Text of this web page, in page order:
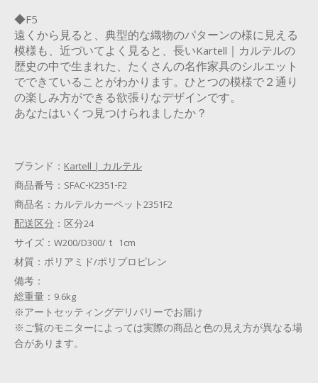
◆F5
遠くから見ると、典型的な織物のパターンの様に見える
模様も、近づいてよく見ると、長いKartell｜カルテルの
歴史の中で生まれた、たくさんの名作家具のシルエット
でできていることがわかります。ひとつの模様で２通り
の楽しみ方ができる欲張りなデザインです。
あなたはいくつ見つけられましたか？
ブランド： Kartell | カルテル
商品番号： SFAC-K2351-F2
商品名： カルテルカーペット2351F2
配送区分 ： 区分24
サイズ： W200/D300/ｔ 1cm
材質： ポリアミド/ポリプロピレン
備考：
総重量：9.6kg
※アートセッティングデリバリーでお届け
※ご覧のモニターによっては実際の商品と色の見え方が異なる場
合があります。